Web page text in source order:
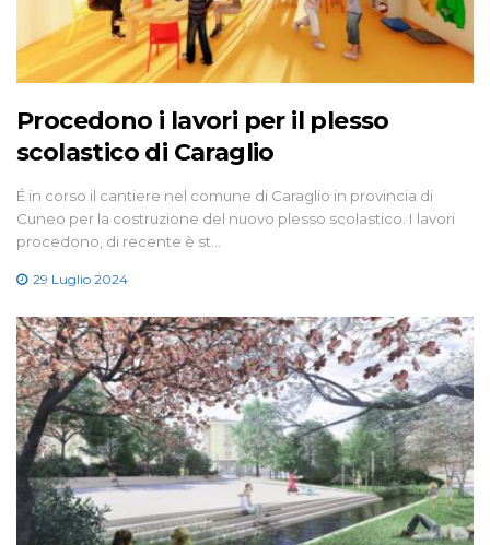
Procedono i lavori per il plesso
scolastico di Caraglio
É in corso il cantiere nel comune di Caraglio in provincia di
Cuneo per la costruzione del nuovo plesso scolastico. I lavori
procedono, di recente è st…
29 Luglio 2024